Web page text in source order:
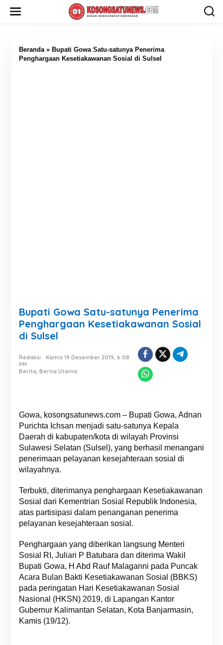
Beranda» Bupati Gowa Satu-satunya Penerima
Penghargaan Kesetiakawanan Sosial di Sulsel
Bupati Gowa Satu-satunya Penerima
Penghargaan Kesetiakawanan Sosial
di Sulsel
Redaksi
Kamis 19 Desember 2019, 6:08
PM
Berita, Berita Utama
Gowa, kosongsatunews.com – Bupati Gowa, Adnan
Purichta Ichsan menjadi satu-satunya Kepala
Daerah di kabupaten/kota di wilayah Provinsi
Sulawesi Selatan (Sulsel), yang berhasil menangani
penerimaan pelayanan kesejahteraan sosial di
wilayahnya.
Terbukti, diterimanya penghargaan Kesetiakawanan
Sosial dari Kementrian Sosial Republik Indonesia,
atas partisipasi dalam penanganan penerima
pelayanan kesejahteraan sosial.
Penghargaan yang diberikan langsung Menteri
Sosial RI, Juliari P Batubara dan diterima Wakil
Bupati Gowa, H Abd Rauf Malaganni pada Puncak
Acara Bulan Bakti Kesetiakawanan Sosial (BBKS)
pada peringatan Hari Kesetiakawanan Sosial
Nasional (HKSN) 2019, di Lapangan Kantor
Gubernur Kalimantan Selatan, Kota Banjarmasin,
Kamis (19/12).